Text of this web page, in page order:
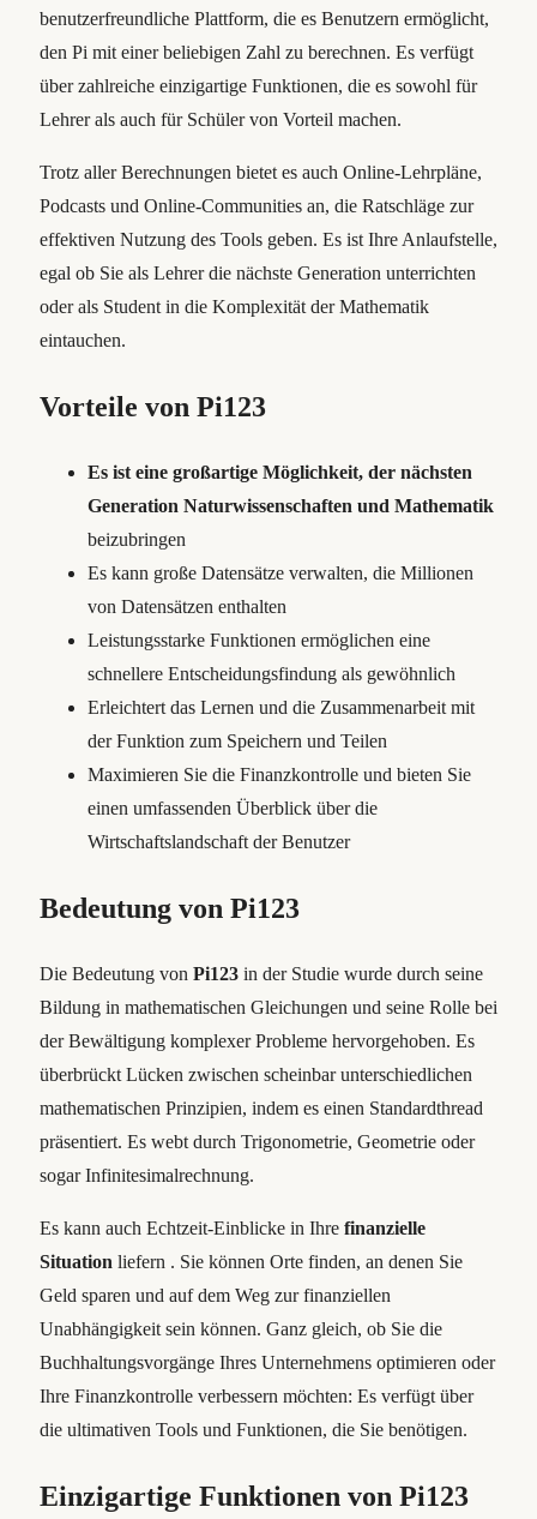
benutzerfreundliche Plattform, die es Benutzern ermöglicht,
den Pi mit einer beliebigen Zahl zu berechnen. Es verfügt
über zahlreiche einzigartige Funktionen, die es sowohl für
Lehrer als auch für Schüler von Vorteil machen.
Trotz aller Berechnungen bietet es auch Online-Lehrpläne,
Podcasts und Online-Communities an, die Ratschläge zur
effektiven Nutzung des Tools geben. Es ist Ihre Anlaufstelle,
egal ob Sie als Lehrer die nächste Generation unterrichten
oder als Student in die Komplexität der Mathematik
eintauchen.
Vorteile von Pi123
Es ist eine großartige Möglichkeit, der nächsten
Generation Naturwissenschaften und Mathematik
beizubringen
Es kann große Datensätze verwalten, die Millionen
von Datensätzen enthalten
Leistungsstarke Funktionen ermöglichen eine
schnellere Entscheidungsfindung als gewöhnlich
Erleichtert das Lernen und die Zusammenarbeit mit
der Funktion zum Speichern und Teilen
Maximieren Sie die Finanzkontrolle und bieten Sie
einen umfassenden Überblick über die
Wirtschaftslandschaft der Benutzer
Bedeutung von Pi123
Die Bedeutung von Pi123 in der Studie wurde durch seine
Bildung in mathematischen Gleichungen und seine Rolle bei
der Bewältigung komplexer Probleme hervorgehoben. Es
überbrückt Lücken zwischen scheinbar unterschiedlichen
mathematischen Prinzipien, indem es einen Standardthread
präsentiert. Es webt durch Trigonometrie, Geometrie oder
sogar Infinitesimalrechnung.
Es kann auch Echtzeit-Einblicke in Ihre finanzielle
Situation liefern . Sie können Orte finden, an denen Sie
Geld sparen und auf dem Weg zur finanziellen
Unabhängigkeit sein können. Ganz gleich, ob Sie die
Buchhaltungsvorgänge Ihres Unternehmens optimieren oder
Ihre Finanzkontrolle verbessern möchten: Es verfügt über
die ultimativen Tools und Funktionen, die Sie benötigen.
Einzigartige Funktionen von Pi123